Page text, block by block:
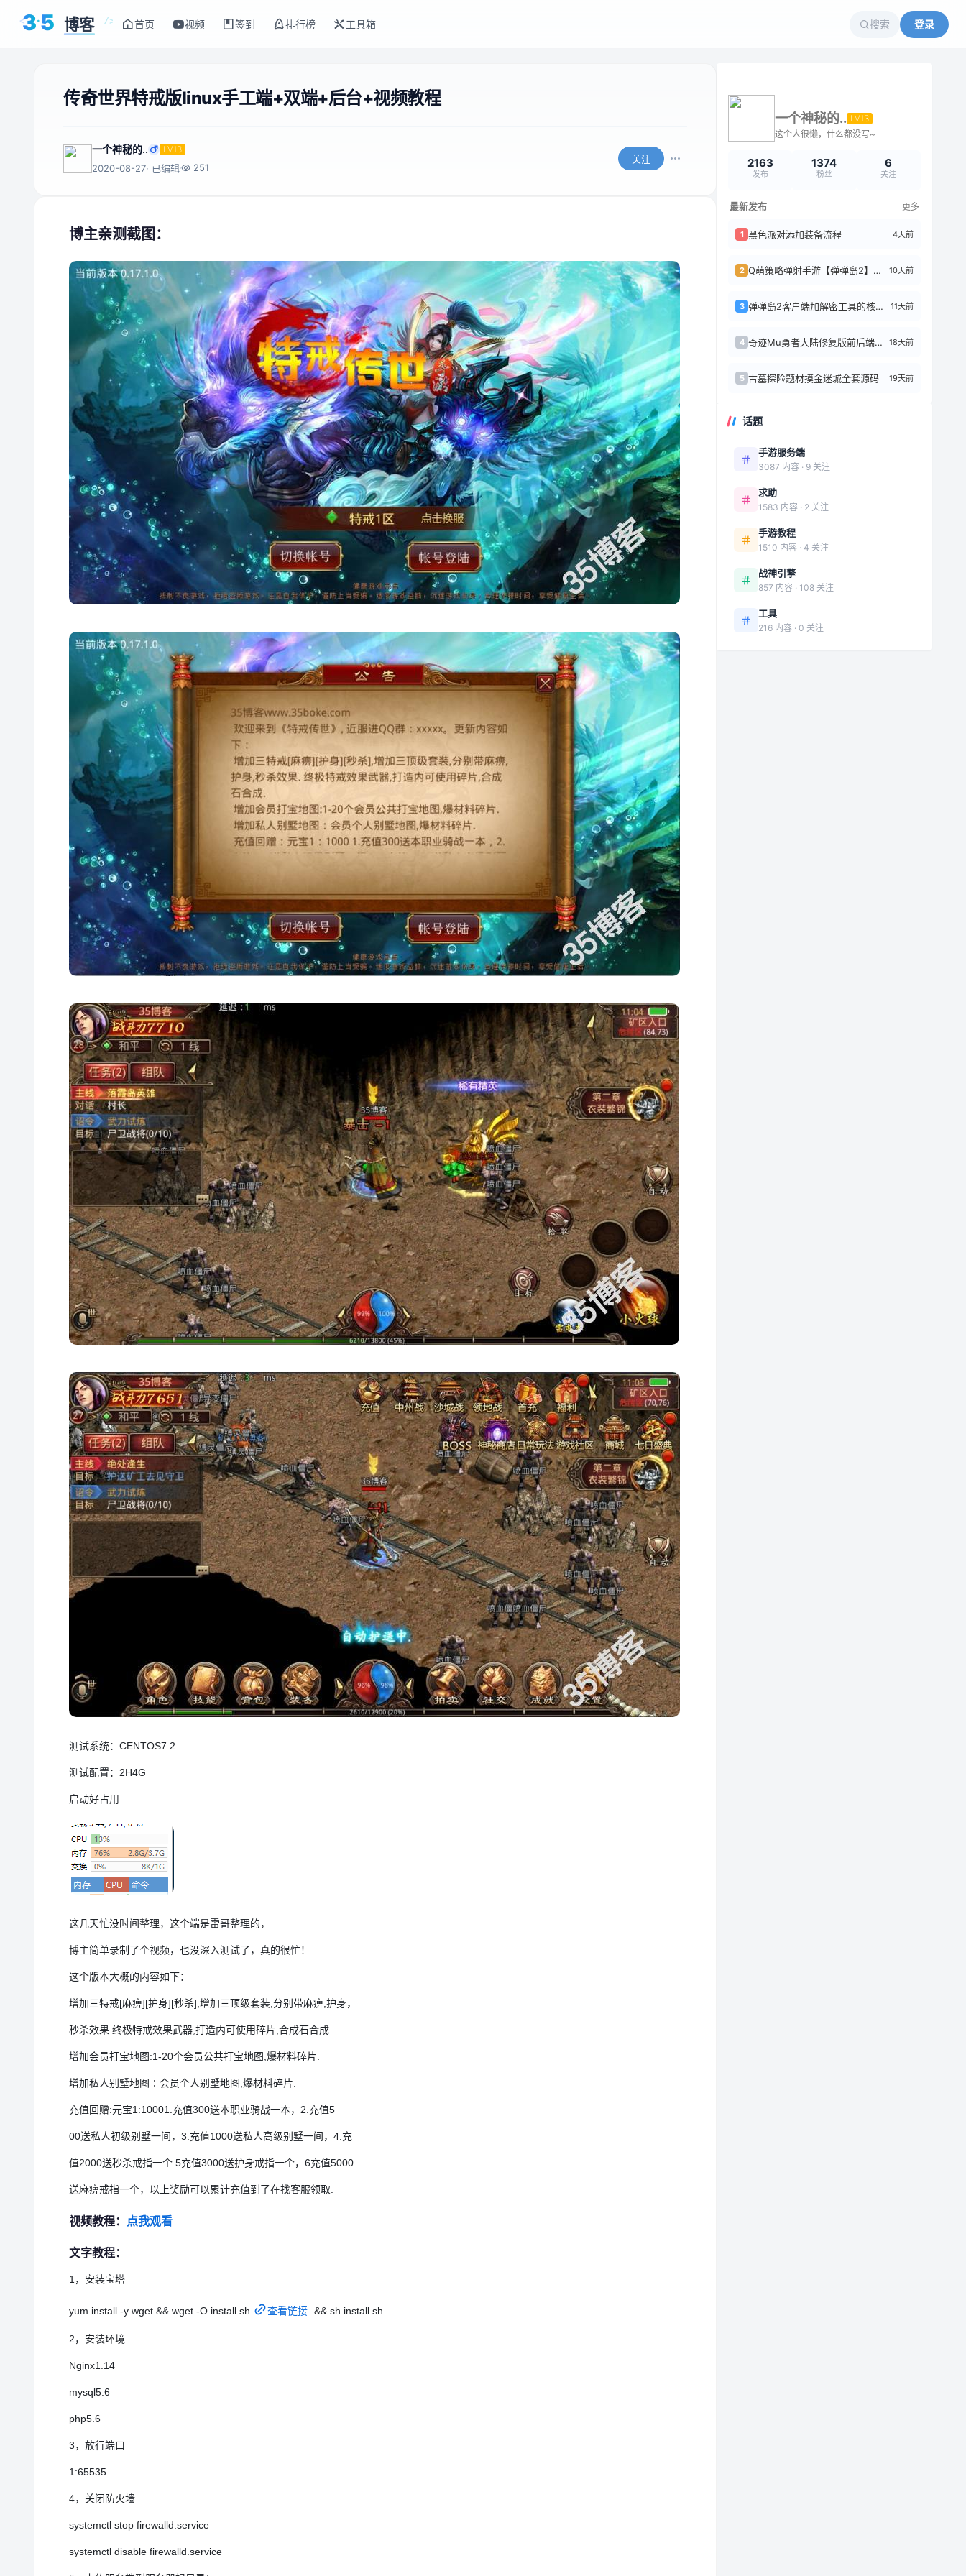
< />
35 博客 首页 视频 签到 排行榜 工具箱 搜索 登录
传奇世界特戒版linux手工端+双端+后台+视频教程
一个神秘的.. LV13
2020-08-27· 已编辑 251
关注
博主亲测截图：
测试系统：CENTOS7.2
测试配置：2H4G
启动好占用
这几天忙没时间整理，这个端是雷哥整理的，
博主简单录制了个视频，也没深入测试了，真的很忙！
这个版本大概的内容如下：
增加三特戒[麻痹][护身][秒杀],增加三顶级套装,分别带麻痹,护身，
秒杀效果.终极特戒效果武器,打造内可使用碎片,合成石合成.
增加会员打宝地图:1-20个会员公共打宝地图,爆材料碎片.
增加私人别墅地图∶会员个人别墅地图,爆材料碎片.
充值回赠:元宝1:10001.充值300送本职业骑战一本，2.充值5
00送私人初级别墅一间，3.充值1000送私人高级别墅一间，4.充
值2000送秒杀戒指一个.5充值3000送护身戒指一个，6充值5000
送麻痹戒指一个，以上奖励可以累计充值到了在找客服领取.
视频教程： 点我观看
文字教程：
1，安装宝塔
yum install -y wget && wget -O install.sh 查看链接 && sh install.sh
2，安装环境
Nginx1.14
mysql5.6
php5.6
3，放行端口
1:65535
4，关闭防火墙
systemctl stop firewalld.service
systemctl disable firewalld.service
一个神秘的.. LV13
这个人很懒，什么都没写~
2163
发布
1374
粉丝
6
关注
最新发布 更多
1 黑色派对添加装备流程 4天前
2 Q萌策略弹射手游【弹弹岛2】前后端全套源码+搭建教程 10天前
3 弹弹岛2客户端加解密工具的核心逻辑 11天前
4 奇迹Mu勇者大陆修复版前后端源代码+Linux手工端 18天前
5 古墓探险题材摸金迷城全套源码 19天前
话题
手游服务端
3087 内容 · 9 关注
求助
1583 内容 · 2 关注
手游教程
1510 内容 · 4 关注
战神引擎
857 内容 · 108 关注
工具
216 内容 · 0 关注